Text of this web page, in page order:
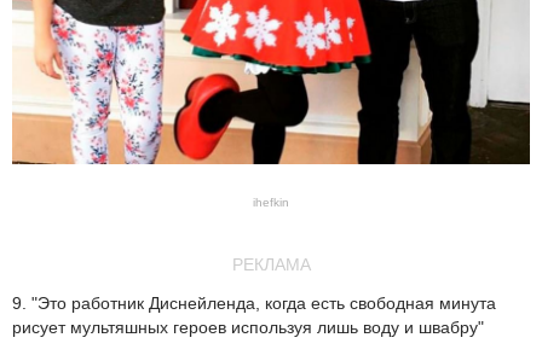
ihefkin
РЕКЛАМА
9. "Это работник Диснейленда, когда есть свободная минута
рисует мультяшных героев используя лишь воду и швабру"